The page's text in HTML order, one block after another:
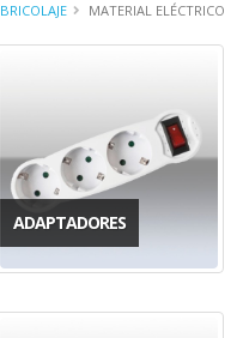
BRICOLAJE MATERIAL ELÉCTRICO
ADAPTADORES